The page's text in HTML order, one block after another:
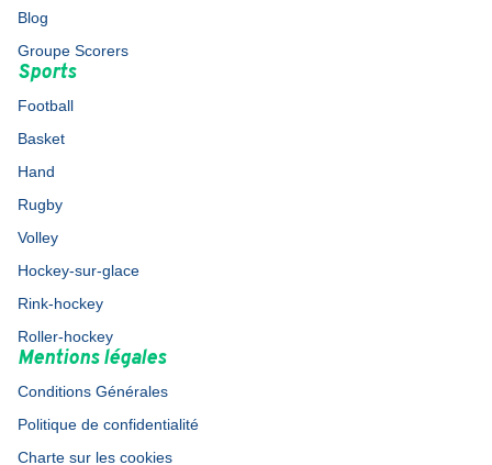
Blog
Groupe Scorers
Sports
Football
Basket
Hand
Rugby
Volley
Hockey-sur-glace
Rink-hockey
Roller-hockey
Mentions légales
Conditions Générales
Politique de confidentialité
Charte sur les cookies